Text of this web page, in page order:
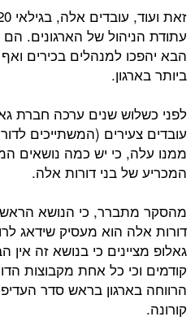
עתודת הניהול של הארגונים.
הבא יהפכו למנהלים בכירים
ביותר בארגון.
לפני כשלוש שנים ערכה חברת
ממנו עלה, כי יש כמה נושאים
המכריע של בני דורות אלה.
מהסקר מתברר, כי הנושא
דורות אלה הוא מעסיק שידאג
גאלופ מציינים כי בנושא זה אין
קודמים וכי כל אחת מקבוצות
הרווחה בארגון בראש סדר
קורונה.